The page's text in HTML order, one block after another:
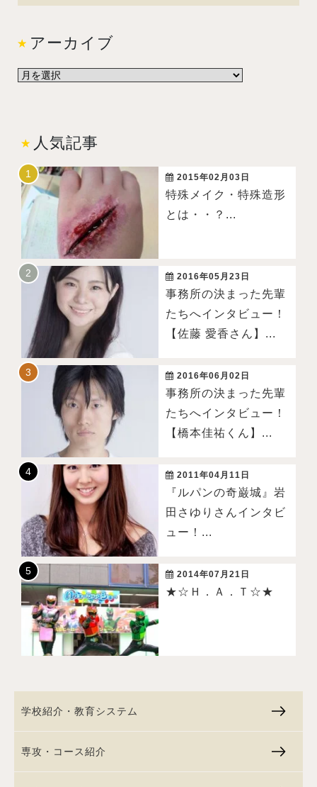
アーカイブ
人気記事
2015年02月03日
特殊メイク・特殊造形
とは・・？...
2016年05月23日
事務所の決まった先輩
たちへインタビュー！
【佐藤 愛香さん】...
2016年06月02日
事務所の決まった先輩
たちへインタビュー！
【橋本佳祐くん】...
2011年04月11日
『ルパンの奇巌城』岩
田さゆりさんインタビ
ュー！...
2014年07月21日
★☆Ｈ．Ａ．Ｔ☆★
学校紹介・教育システム
専攻・コース紹介